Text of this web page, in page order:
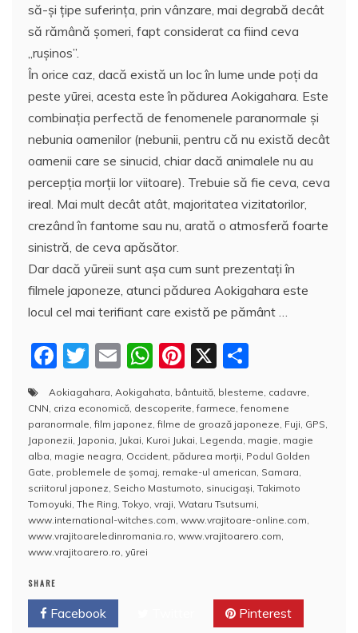
să-şi ţipe suferinţa, prin vânzare, mai degrabă decât
să rămână şomeri, fapt considerat ca fiind ceva
„ruşinos”.
În orice caz, dacă există un loc în lume unde poţi da
peste yūrei, acesta este în pădurea Aokigahara. Este
combinaţia perfectă de fenomenele paranormale şi
nebunia oamenilor (nebunii, pentru că nu există decât
oamenii care se sinucid, chiar dacă animalele nu au
percepţia morţii lor viitoare). Trebuie să fie ceva, ceva
ireal. Mai mult decât atât, majoritatea vizitatorilor,
crezând în fantome sau nu, arată o atmosferă foarte
sinistră, de ceva apăsător.
Dar dacă yūreii sunt aşa cum sunt prezentaţi în
filmele japoneze, atunci pădurea Aokigahara este
locul cel mai terifiant care există pe pământ …
F
a
c
e
b
o
o
k
T
w
itt
er
E
m
ai
l
W
h
at
s
A
p
p
Pi
nt
er
e
st
X
rt
aj
e
a
z
ă
Aokiagahara Aokigahata bântuită blesteme cadavre
CNN criza economică descoperite ,farmece ,fenomene
paranormale ,film japonez ,filme de groază japoneze Fuji GPS
Japonezii Japonia Jukai Kuroi Jukai Legenda magie magie
alba magie neagra Occident pădurea morţii Podul Golden
Gate problemele de şomaj remake-ul american Samara
scriitorul japonez Seicho Mastumoto sinucigaşi Takimoto
Tomoyuki The Ring Tokyo vraji Wataru Tsutsumi
www.international-witches.com www.vrajitoare-online.com
www.vrajitoareledinromania.ro www.vrajitoarero.com
www.vrajitoarero.ro yūrei
SHARE
Facebook Pinterest